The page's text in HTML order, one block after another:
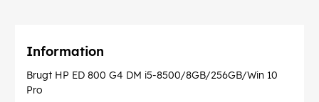
Information
Brugt HP ED 800 G4 DM i5-8500/8GB/256GB/Win 10
Pro